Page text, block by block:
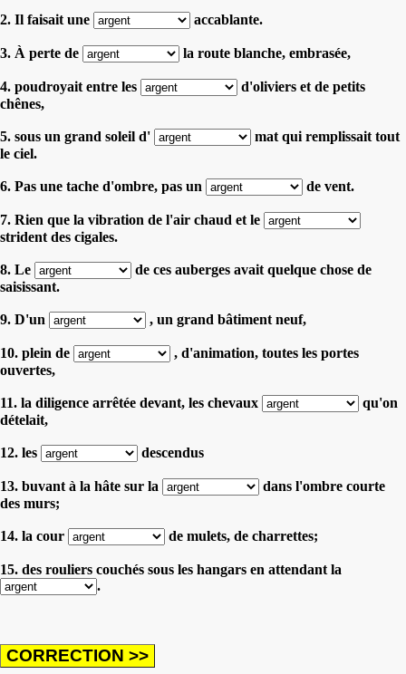
2. Il faisait une accablante.
3. À perte de la route blanche, embrasée,
4. poudroyait entre les
d'oliviers et de petits
chênes,
5. sous un grand soleil d'
mat qui remplissait tout
le ciel.
6. Pas une tache d'ombre, pas un de vent.
7. Rien que la vibration de l'air chaud et le
strident des cigales.
8. Le
de ces auberges avait quelque chose de
saisissant.
9. D'un , un grand bâtiment neuf,
10. plein de
, d'animation, toutes les portes
ouvertes,
11. la diligence arrêtée devant, les chevaux
qu'on
dételait,
12. les descendus
13. buvant à la hâte sur la
dans l'ombre courte
des murs;
14. la cour de mulets, de charrettes;
15. des rouliers couchés sous les hangars en attendant la
.